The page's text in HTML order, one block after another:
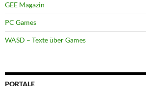
GEE Magazin
PC Games
WASD – Texte über Games
PORTALE